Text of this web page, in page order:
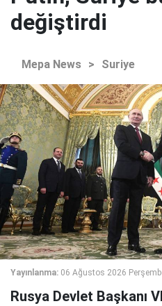
değiştirdi
Mepa News > Suriye
Yayınlanma: 06 Ağustos 2026
Rusya Devlet Başkanı